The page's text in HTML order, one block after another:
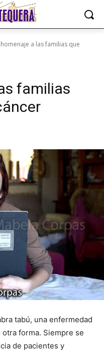
a las familias que
familias
tabú, una enfermedad
forma. Siempre se
de pacientes y